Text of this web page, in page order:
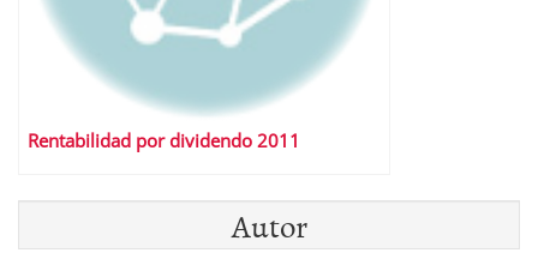
Rentabilidad por dividendo 2011
Autor